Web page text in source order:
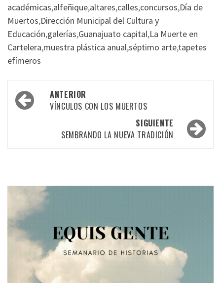
académicas,alfeñique,altares,calles,concursos,Día de
Muertos,Dirección Municipal del Cultura y
Educación,galerías,Guanajuato capital,La Muerte en
Cartelera,muestra plástica anual,séptimo arte,tapetes
efímeros
Navegación
por
ANTERIOR
VÍNCULOS CON LOS MUERTOS
SIGUIENTE
SEMBRANDO LA NUEVA TRADICIÓN